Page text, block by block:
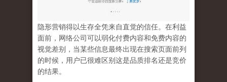
隐形营销得以生存全凭来自直觉的信任。在利益
面前，网络公司可以弱化付费内容和免费内容的
视觉差别，当某些信息最终出现在搜索页面前列
的时候，用户已很难区别这是品质排名还是竞价
的结果。